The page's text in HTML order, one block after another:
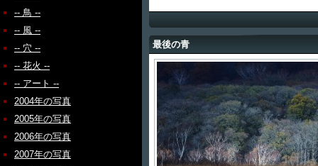
-- 鳥 --
-- 風 --
-- 穴 --
-- 花火 --
-- アート --
2004年の写真
2005年の写真
2006年の写真
2007年の写真
最後の青